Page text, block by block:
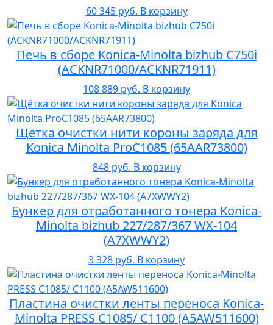
60 345 руб. В корзину
Печь в сборе Konica-Minolta bizhub C750i
(ACKNR71000/ACKNR71911)
108 889 руб. В корзину
Щётка очистки нити короны заряда для
Konica Minolta ProC1085 (65AAR73800)
848 руб. В корзину
Бункер для отработанного тонера Konica-
Minolta bizhub 227/287/367 WX-104
(A7XWWY2)
3 328 руб. В корзину
Пластина очистки ленты переноса Konica-
Minolta PRESS C1085/ C1100 (A5AW511600)